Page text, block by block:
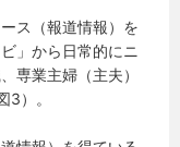
ス（報道情報）を
」から日常的にニ
専業主婦（主夫）
3）。